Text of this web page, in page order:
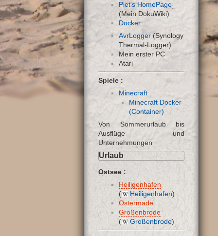
Piet's HomePage
(Mein DokuWiki)
Docker
AvrLogger (Synology
Thermal-Logger)
Mein erster PC
Atari
Spiele :
Minecraft
Minecraft Docker
(Container)
Von Sommerurlaub bis
Ausflüge und
Unternehmungen
Urlaub
Ostsee :
Heiligenhafen
(
Heiligenhafen)
Ostermade
Großenbrode
(
Großenbrode)